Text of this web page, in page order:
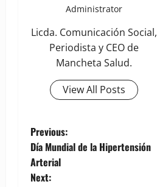
Administrator
Licda. Comunicación Social,
Periodista y CEO de
Mancheta Salud.
View All Posts
P
o
Previous:
Día Mundial de la Hipertensión
Arterial
Next: